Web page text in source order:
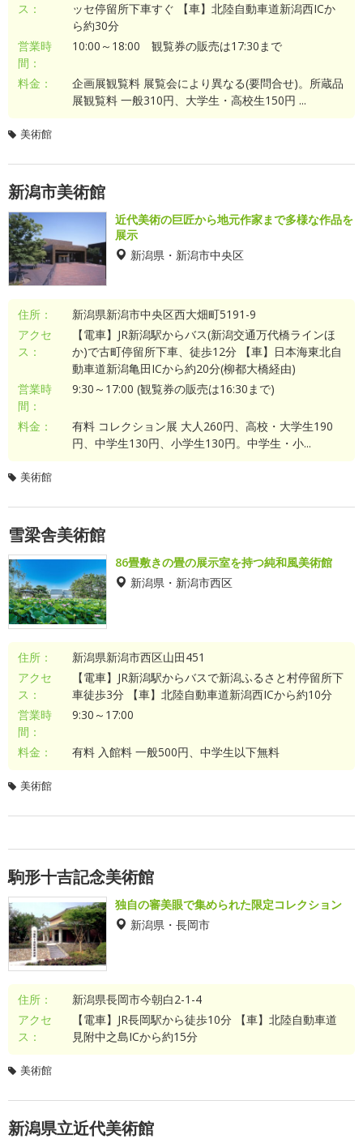
ス：
ッセ停留所下車すぐ 【車】北陸自動車道新潟西ICか
ら約30分
営業時
間：
10:00～18:00 観覧券の販売は17:30まで
料金：
企画展観覧料 展覧会により異なる(要問合せ)。所蔵品
展観覧料 一般310円、大学生・高校生150円 ...
美術館
新潟市美術館
近代美術の巨匠から地元作家まで多様な作品を
展示
新潟県・新潟市中央区
住所：
新潟県新潟市中央区西大畑町5191-9
アクセ
ス：
【電車】JR新潟駅からバス(新潟交通万代橋ラインほ
か)で古町停留所下車、徒歩12分 【車】日本海東北自
動車道新潟亀田ICから約20分(柳都大橋経由)
営業時
間：
9:30～17:00 (観覧券の販売は16:30まで)
料金：
有料 コレクション展 大人260円、高校・大学生190
円、中学生130円、小学生130円。中学生・小...
美術館
雪梁舎美術館
86畳敷きの畳の展示室を持つ純和風美術館
新潟県・新潟市西区
住所：
新潟県新潟市西区山田451
アクセ
ス：
【電車】JR新潟駅からバスで新潟ふるさと村停留所下
車徒歩3分 【車】北陸自動車道新潟西ICから約10分
営業時
間：
9:30～17:00
料金： 有料 入館料 一般500円、中学生以下無料
美術館
駒形十吉記念美術館
独自の審美眼で集められた限定コレクション
新潟県・長岡市
住所：
新潟県長岡市今朝白2-1-4
アクセ
ス：
【電車】JR長岡駅から徒歩10分 【車】北陸自動車道
見附中之島ICから約15分
美術館
新潟県立近代美術館